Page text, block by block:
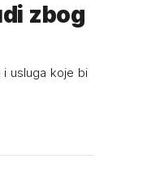
zbog
i usluga koje bi